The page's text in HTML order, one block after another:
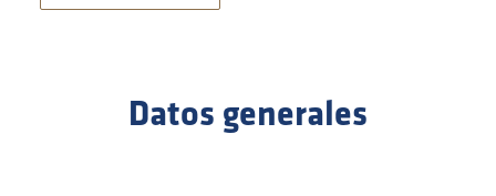
CONTRATAR
Datos generales